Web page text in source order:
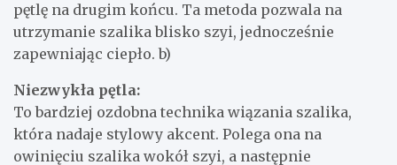
pętlę na drugim końcu. Ta metoda pozwala na
utrzymanie szalika blisko szyi, jednocześnie
zapewniając ciepło. b)
Niezwykła pętla:
To bardziej ozdobna technika wiązania szalika,
która nadaje stylowy akcent. Polega ona na
owinięciu szalika wokół szyi, a następnie